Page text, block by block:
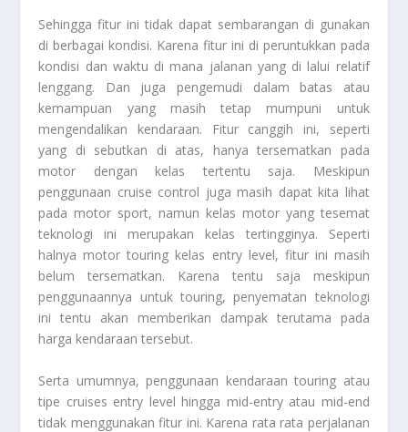
Sehingga fitur ini tidak dapat sembarangan di gunakan
di berbagai kondisi. Karena fitur ini di peruntukkan pada
kondisi dan waktu di mana jalanan yang di lalui relatif
lenggang. Dan juga pengemudi dalam batas atau
kemampuan yang masih tetap mumpuni untuk
mengendalikan kendaraan. Fitur canggih ini, seperti
yang di sebutkan di atas, hanya tersematkan pada
motor dengan kelas tertentu saja. Meskipun
penggunaan cruise control juga masih dapat kita lihat
pada motor sport, namun kelas motor yang tesemat
teknologi ini merupakan kelas tertingginya. Seperti
halnya motor touring kelas entry level, fitur ini masih
belum tersematkan. Karena tentu saja meskipun
penggunaannya untuk touring, penyematan teknologi
ini tentu akan memberikan dampak terutama pada
harga kendaraan tersebut.
Serta umumnya, penggunaan kendaraan touring atau
tipe cruises entry level hingga mid-entry atau mid-end
tidak menggunakan fitur ini. Karena rata rata perjalanan